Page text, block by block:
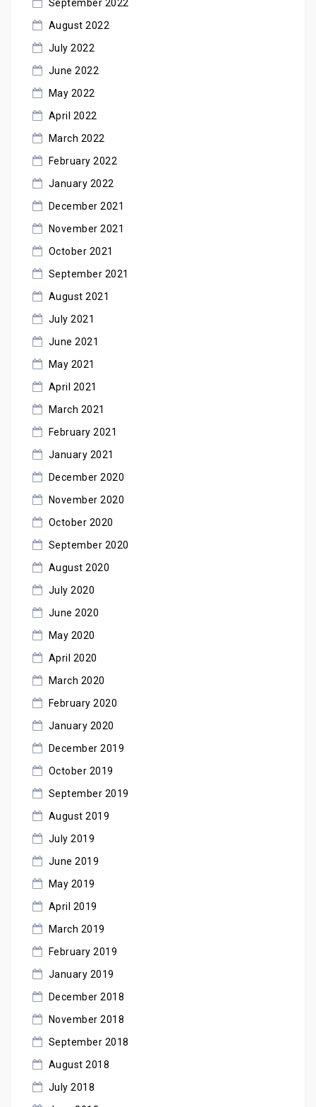
September 2022
August 2022
July 2022
June 2022
May 2022
April 2022
March 2022
February 2022
January 2022
December 2021
November 2021
October 2021
September 2021
August 2021
July 2021
June 2021
May 2021
April 2021
March 2021
February 2021
January 2021
December 2020
November 2020
October 2020
September 2020
August 2020
July 2020
June 2020
May 2020
April 2020
March 2020
February 2020
January 2020
December 2019
October 2019
September 2019
August 2019
July 2019
June 2019
May 2019
April 2019
March 2019
February 2019
January 2019
December 2018
November 2018
September 2018
August 2018
July 2018